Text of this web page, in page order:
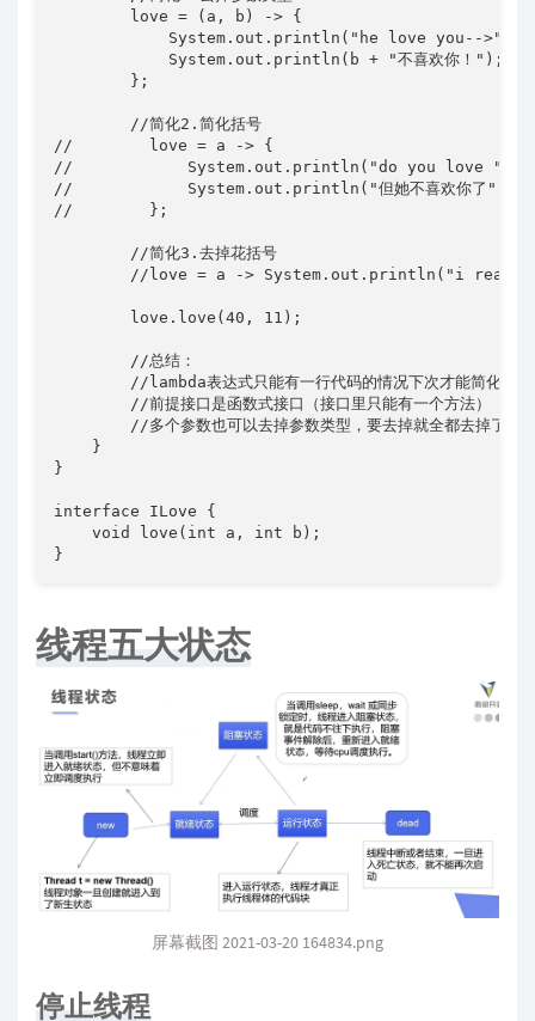
        love = (a, b) -> {
System.out.println("he love you-->" +
            System.out.println(b + "不喜欢你！");
        };
        //简化2.简化括号
//        love = a -> {
//            System.out.println("do you love " +
//            System.out.println("但她不喜欢你了");
//        };
        //简化3.去掉花括号
//love = a -> System.out.println("i reall
        love.love(40, 11);
        //总结：
//lambda表达式只能有一行代码的情况下次才能简化成为
        //前提接口是函数式接口（接口里只能有一个方法）
//多个参数也可以去掉参数类型，要去掉就全都去掉了，
    }
}
interface ILove {
    void love(int a, int b);
}
线程五大状态
屏幕截图 2021-03-20 164834.png
停止线程